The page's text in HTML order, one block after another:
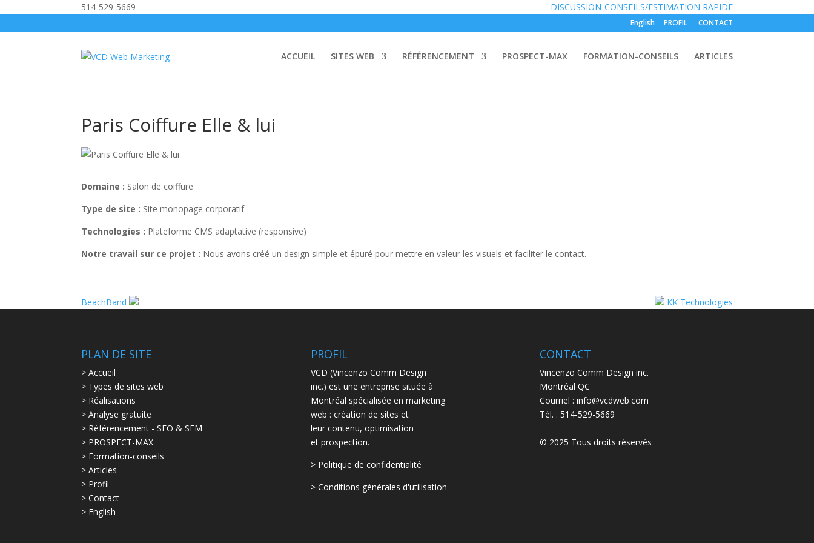
514-529-5669 DISCUSSION-CONSEILS/ESTIMATION RAPIDE
English PROFIL CONTACT
ACCUEIL SITES WEB RÉFÉRENCEMENT PROSPECT-MAX FORMATION-CONSEILS ARTICLES
Paris Coiffure Elle & lui
Domaine : Salon de coiffure
Type de site : Site monopage corporatif
Technologies : Plateforme CMS adaptative (responsive)
Notre travail sur ce projet : Nous avons créé un design simple et épuré pour mettre en valeur les visuels et faciliter le contact.
BeachBand KK Technologies
PLAN DE SITE
> Accueil
> Types de sites web
> Réalisations
> Analyse gratuite
> Référencement - SEO & SEM
> PROSPECT-MAX
> Formation-conseils
> Articles
> Profil
> Contact
> English
PROFIL
VCD (Vincenzo Comm Design
inc.) est une entreprise située à
Montréal spécialisée en marketing
web : création de sites et
leur contenu, optimisation
et prospection.
> Politique de confidentialité
> Conditions générales d'utilisation
CONTACT
Vincenzo Comm Design inc.
Montréal QC
Courriel : info@vcdweb.com
Tél. : 514-529-5669
© 2025 Tous droits réservés